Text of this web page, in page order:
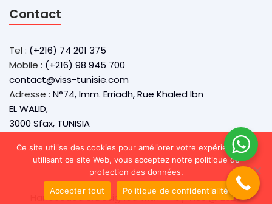
Contact
Tel : (+216) 74 201 375
Mobile : (+216) 98 945 700
contact@viss-tunisie.com
Adresse : N°74, Imm. Erriadh, Rue Khaled Ibn
EL WALID,
3000 Sfax, TUNISIA
Handcoded & Designed with by VISS @ 2025
Ce site utilise des cookies pour améliorer votre expérience. En
utilisant ce site Web, vous acceptez notre politique de
protection des données.
Accepter tout
Politique de confidentialité